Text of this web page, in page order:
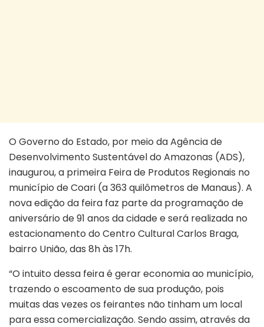
O Governo do Estado, por meio da Agência de
Desenvolvimento Sustentável do Amazonas (ADS),
inaugurou, a primeira Feira de Produtos Regionais no
município de Coari (a 363 quilômetros de Manaus). A
nova edição da feira faz parte da programação de
aniversário de 91 anos da cidade e será realizada no
estacionamento do Centro Cultural Carlos Braga,
bairro União, das 8h às 17h.
“O intuito dessa feira é gerar economia ao município,
trazendo o escoamento de sua produção, pois
muitas das vezes os feirantes não tinham um local
para essa comercialização. Sendo assim, através da